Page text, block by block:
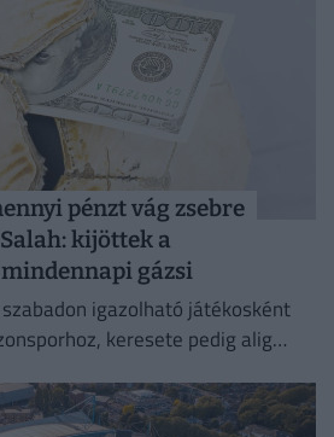
pénzt vág zsebre
kijöttek a
gázsi
igazolható játékosként
keresete pedig alig